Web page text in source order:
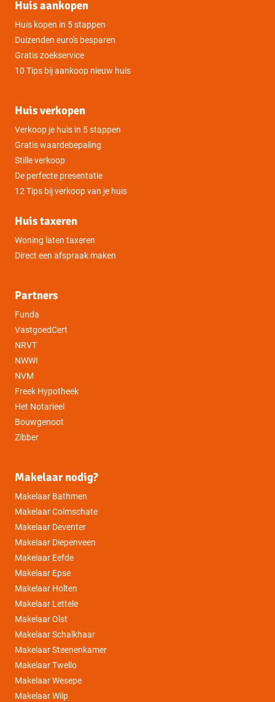
Huis aankopen
Huis kopen in 5 stappen
Duizenden euro's besparen
Gratis zoekservice
10 Tips bij aankoop nieuw huis
Huis verkopen
Verkoop je huis in 5 stappen
Gratis waardebepaling
Stille verkoop
De perfecte presentatie
12 Tips bij verkoop van je huis
Huis taxeren
Woning laten taxeren
Direct een afspraak maken
Partners
Funda
VastgoedCert
NRVT
NWWI
NVM
Freek Hypotheek
Het Notarieel
Bouwgenoot
Zibber
Makelaar nodig?
Makelaar Bathmen
Makelaar Colmschate
Makelaar Deventer
Makelaar Diepenveen
Makelaar Eefde
Makelaar Epse
Makelaar Holten
Makelaar Lettele
Makelaar Olst
Makelaar Schalkhaar
Makelaar Steenenkamer
Makelaar Twello
Makelaar Wesepe
Makelaar Wilp